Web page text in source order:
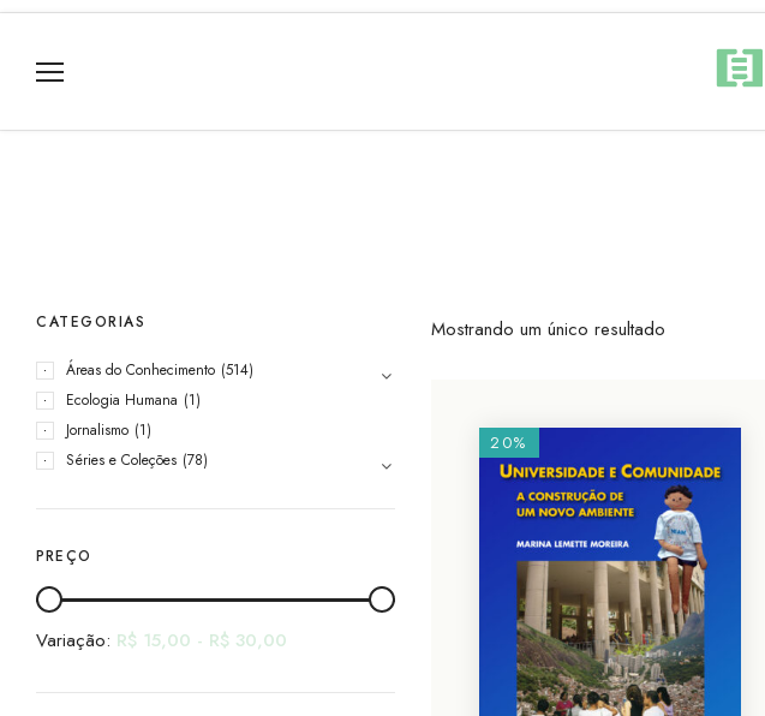
CATEGORIAS
Áreas do Conhecimento (514)
Ecologia Humana (1)
Jornalismo (1)
Séries e Coleções (78)
PREÇO
Variação: R$ 15,00 - R$ 30,00
Mostrando um único resultado
20%